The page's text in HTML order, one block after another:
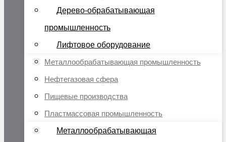
Дерево-обрабатывающая
промышленность
Лифтовое оборудование
Металлообрабатывающая промышленность
Нефтегазовая сфера
Пищевые производства
Пластмассовая промышленность
Металлообрабатывающая